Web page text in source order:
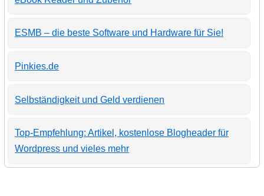
ESMB – die beste Software und Hardware für Sie!
Pinkies.de
Selbständigkeit und Geld verdienen
Top-Empfehlung: Artikel, kostenlose Blogheader für
Wordpress und vieles mehr